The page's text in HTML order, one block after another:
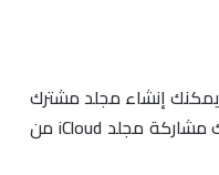
وبالتالي إذا كان لديك جهاز (ماك) Mac قديم يعمل بنظام التشغيل macOS High Sierra، ولكن لديك هاتف آيفون 11 يعمل بنظام التشغيل iOS 13.4 يمكنك إنشاء مجلد مشترك
باستخدام الهاتف وإرساله، وسيظهر فقط كمجلد iCloud عادي في جهاز Mac الخاص بك، ويمكنك إضافة عناصر وإزالتها بشكل طبيعي، كما يمكنك مشاركة مجلد iCloud من